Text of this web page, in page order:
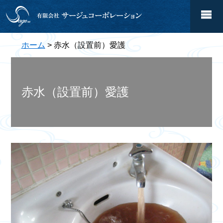
ホーム > 赤水（設置前）愛護
赤水（設置前）愛護